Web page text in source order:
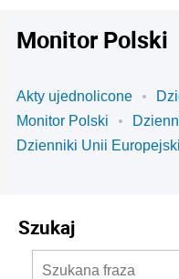
Monitor Polski
Akty ujednolicone
Monitor Polski
Dzienniki Unii
Szukaj